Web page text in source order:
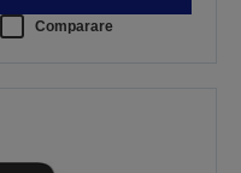
Comparare